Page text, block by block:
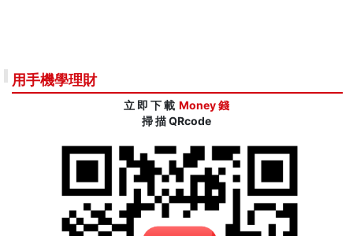
用手機學理財
立 即 下 載 Money 錢
掃 描 QRcode